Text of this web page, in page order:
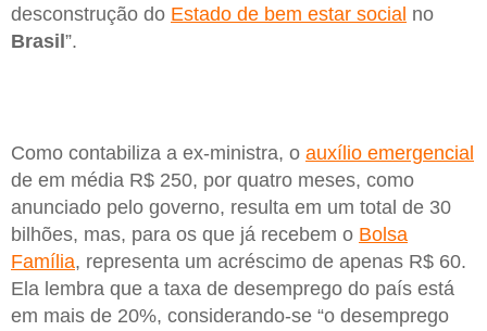
desconstrução do Estado de bem estar social no
Brasil ”.
Como contabiliza a ex-ministra, o auxílio emergencial
de em média R$ 250, por quatro meses, como
anunciado pelo governo, resulta em um total de 30
bilhões, mas, para os que já recebem o Bolsa
Família, representa um acréscimo de apenas R$ 60.
Ela lembra que a taxa de desemprego do país está
em mais de 20%, considerando-se “o desemprego